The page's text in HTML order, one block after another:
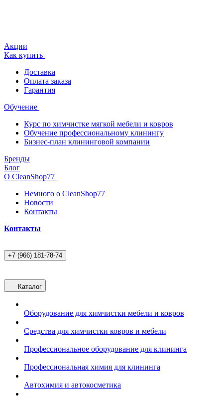
Акции
Как купить
Доставка
Оплата заказа
Гарантия
Обучение
Курс по химчистке мягкой мебели и ковров
Обучение профессиональному клинингу
Бизнес-план клининговой компании
Бренды
Блог
О CleanShop77
Немного о CleanShop77
Новости
Контакты
Контакты
+7 (966) 181-78-74
Каталог
Оборудование для химчистки мебели и ковров
Средства для химчистки ковров и мебели
Профессиональное оборудование для клининга
Профессиональная химия для клининга
Автохимия и автокосметика